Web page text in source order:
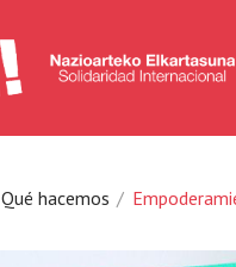
Qué hacemos